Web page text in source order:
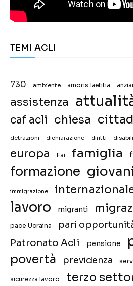
TEMI ACLI
730 ambiente amoris laetitia
assistenza
caf acli chiesa
detrazioni dichiarazione diritti
europa Fai famiglia
formazione
immigrazione
lavoro migranti
pace Ucraina pari
Patronato Acli pensione
povertà previdenza
sicurezza lavoro terzo